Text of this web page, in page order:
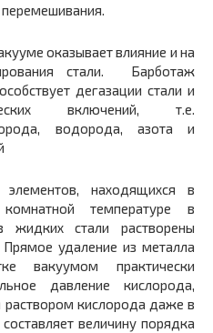
оказывает влияние и на
стали. Барботаж
дегазации стали и
включений, т.е.
водорода, азота и
элементов, находящихся в
температуре в
жидких стали растворены
удаление из металла
вакуумом практически
давление кислорода,
кислорода даже в
величину порядка